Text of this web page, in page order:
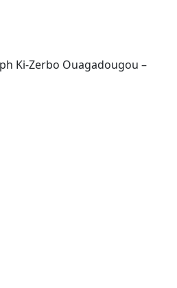
Ki-Zerbo Ouagadougou –